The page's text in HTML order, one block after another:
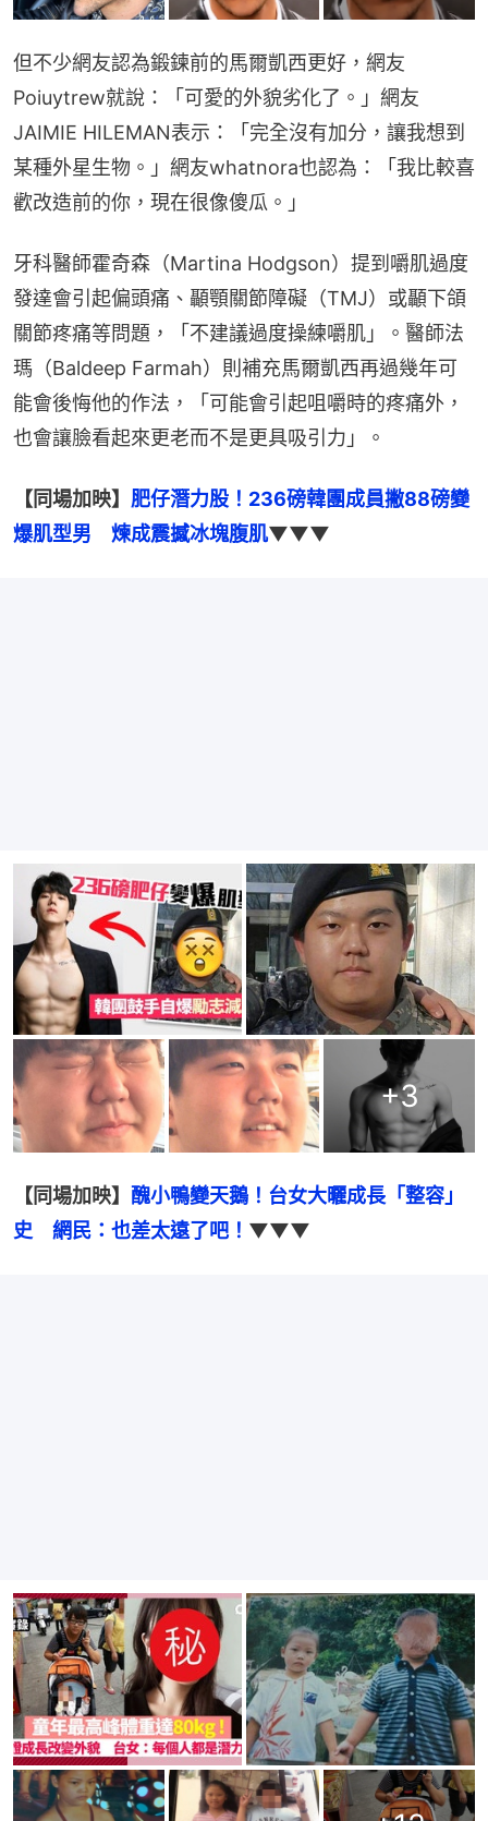
但不少網友認為鍛鍊前的馬爾凱西更好，網友
Poiuytrew就說：「可愛的外貌劣化了。」網友
JAIMIE HILEMAN表示：「完全沒有加分，讓我想到
某種外星生物。」網友whatnora也認為：「我比較喜
歡改造前的你，現在很像傻瓜。」
牙科醫師霍奇森（Martina Hodgson）提到嚼肌過度
發達會引起偏頭痛、顳顎關節障礙（TMJ）或顳下頜
關節疼痛等問題，「不建議過度操練嚼肌」。醫師法
瑪（Baldeep Farmah）則補充馬爾凱西再過幾年可
能會後悔他的作法，「可能會引起咀嚼時的疼痛外，
也會讓臉看起來更老而不是更具吸引力」。
【同場加映】 肥仔潛力股！236磅韓團成員撇88磅變
爆肌型男　煉成震撼冰塊腹肌▼▼▼
+3
【同場加映】 醜小鴨變天鵝！台女大曬成長「整容」
史　網民：也差太遠了吧！ ▼▼▼